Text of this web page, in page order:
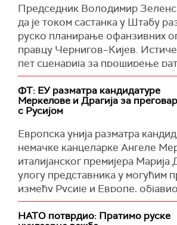
питање да ли би се теоретски
састанак између Путина и
Кини.
Распоред састанака
самиту АПЕК-а у Кини биће
накнадно, додао је Песков.
Самит АПЕК-а одржаће се у
18. и 19. новембра.
(Известија)
Председник Володимир
да је током састанка у Штабу
руско планирање офанзивних
правцу Чернигов–Кијев.
пет сценарија за проширење
северну Украјину.
"Детаљно смо анализирали
податке из наших обавештајних
правцу Чернигов–Кијев.
одговоре за сваку могућу
непријатељских дејстава ако се
усуде да прошире своју
на том правцу ће бити
ФТ: ЕУ разматра кандидатуре
Меркелове и Драгија за
с Русијом
Европска унија разматра
немачке канцеларке Ангеле
италијанског премијера Марија
улогу представника у могућим
између Русије и Европе, објавио
тајмс.
"Владе ЕУ разговарају о томе
НАТО потврдио: Пратимо руске